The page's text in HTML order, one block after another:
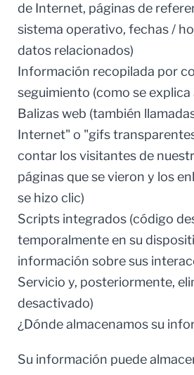
de Internet, páginas de
sistema operativo, fechas /
datos relacionados)
Información recopilada por
seguimiento (como se
Balizas web (también
Internet" o "gifs
contar los visitantes de
páginas que se vieron y los
se hizo clic)
Scripts integrados (código
temporalmente en su
información sobre sus
Servicio y, posteriormente,
desactivado)
¿Dónde almacenamos su
Su información puede